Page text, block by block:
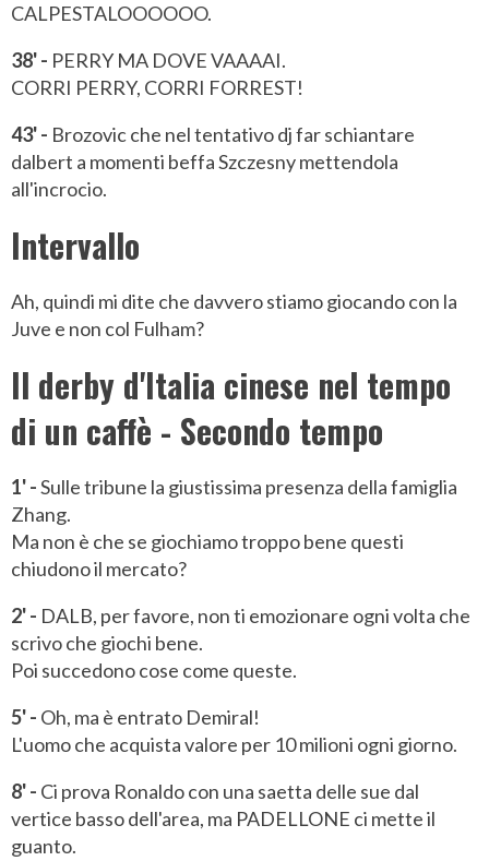
CALPESTALOOOOOO.
38' - PERRY MA DOVE VAAAAI.
CORRI PERRY, CORRI FORREST!
43' - Brozovic che nel tentativo dj far schiantare
dalbert a momenti beffa Szczesny mettendola
all'incrocio.
Intervallo
Ah, quindi mi dite che davvero stiamo giocando con la
Juve e non col Fulham?
Il derby d'Italia cinese nel tempo
di un caffè - Secondo tempo
1' -Sulle tribune la giustissima presenza della famiglia
Zhang.
Ma non è che se giochiamo troppo bene questi
chiudono il mercato?
2' - DALB, per favore, non ti emozionare ogni volta che
scrivo che giochi bene.
Poi succedono cose come queste.
5' - Oh, ma è entrato Demiral!
L'uomo che acquista valore per 10 milioni ogni giorno.
8' - Ci prova Ronaldo con una saetta delle sue dal
vertice basso dell'area, ma PADELLONE ci mette il
guanto.